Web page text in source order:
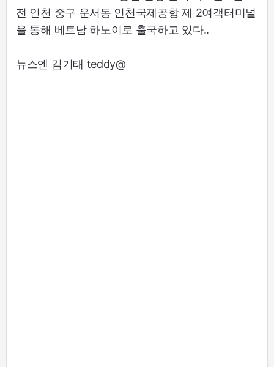
전 인천 중구 운서동 인천국제공항 제 2여객터미널
을 통해 베트남 하노이로 출국하고 있다..
뉴스엔 김기태 teddy@